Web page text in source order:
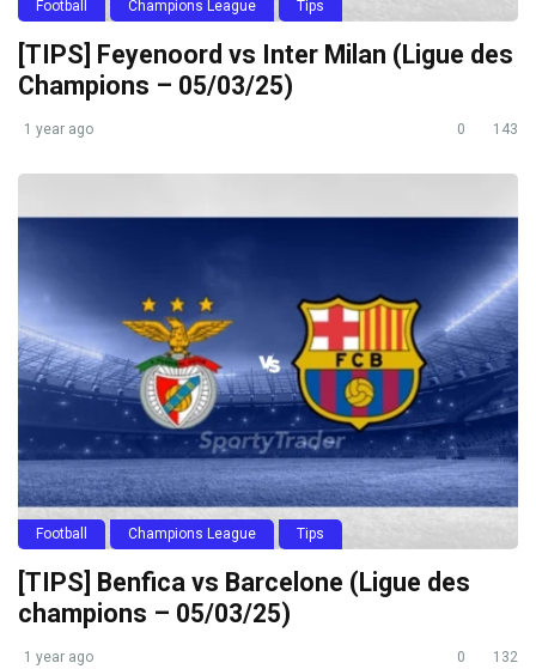
Football Champions League Tips
[TIPS] Feyenoord vs Inter Milan (Ligue des
Champions – 05/03/25)
1 year ago 0 143
Football Champions League Tips
[TIPS] Benfica vs Barcelone (Ligue des
champions – 05/03/25)
1 year ago 0 132